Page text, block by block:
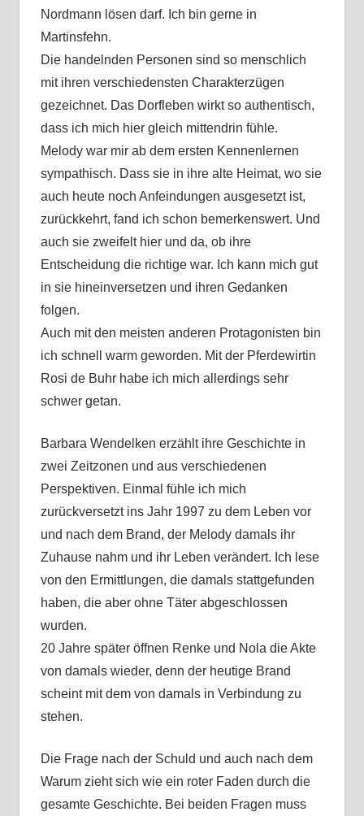
Nordmann lösen darf. Ich bin gerne in
Martinsfehn.
Die handelnden Personen sind so menschlich
mit ihren verschiedensten Charakterzügen
gezeichnet. Das Dorfleben wirkt so authentisch,
dass ich mich hier gleich mittendrin fühle.
Melody war mir ab dem ersten Kennenlernen
sympathisch. Dass sie in ihre alte Heimat, wo sie
auch heute noch Anfeindungen ausgesetzt ist,
zurückkehrt, fand ich schon bemerkenswert. Und
auch sie zweifelt hier und da, ob ihre
Entscheidung die richtige war. Ich kann mich gut
in sie hineinversetzen und ihren Gedanken
folgen.
Auch mit den meisten anderen Protagonisten bin
ich schnell warm geworden. Mit der Pferdewirtin
Rosi de Buhr habe ich mich allerdings sehr
schwer getan.
Barbara Wendelken erzählt ihre Geschichte in
zwei Zeitzonen und aus verschiedenen
Perspektiven. Einmal fühle ich mich
zurückversetzt ins Jahr 1997 zu dem Leben vor
und nach dem Brand, der Melody damals ihr
Zuhause nahm und ihr Leben verändert. Ich lese
von den Ermittlungen, die damals stattgefunden
haben, die aber ohne Täter abgeschlossen
wurden.
20 Jahre später öffnen Renke und Nola die Akte
von damals wieder, denn der heutige Brand
scheint mit dem von damals in Verbindung zu
stehen.
Die Frage nach der Schuld und auch nach dem
Warum zieht sich wie ein roter Faden durch die
gesamte Geschichte. Bei beiden Fragen muss